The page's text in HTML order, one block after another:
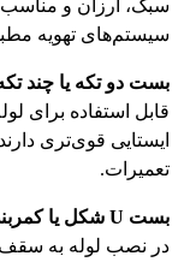
سبک، ارزان و
سیستم‌های تهویه
بست دو تکه یا چند
قابل استفاده برای
ایستایی قوی‌تری
تعمیرات.
بست U شکل یا کمربندی:
در نصب لوله به سقف